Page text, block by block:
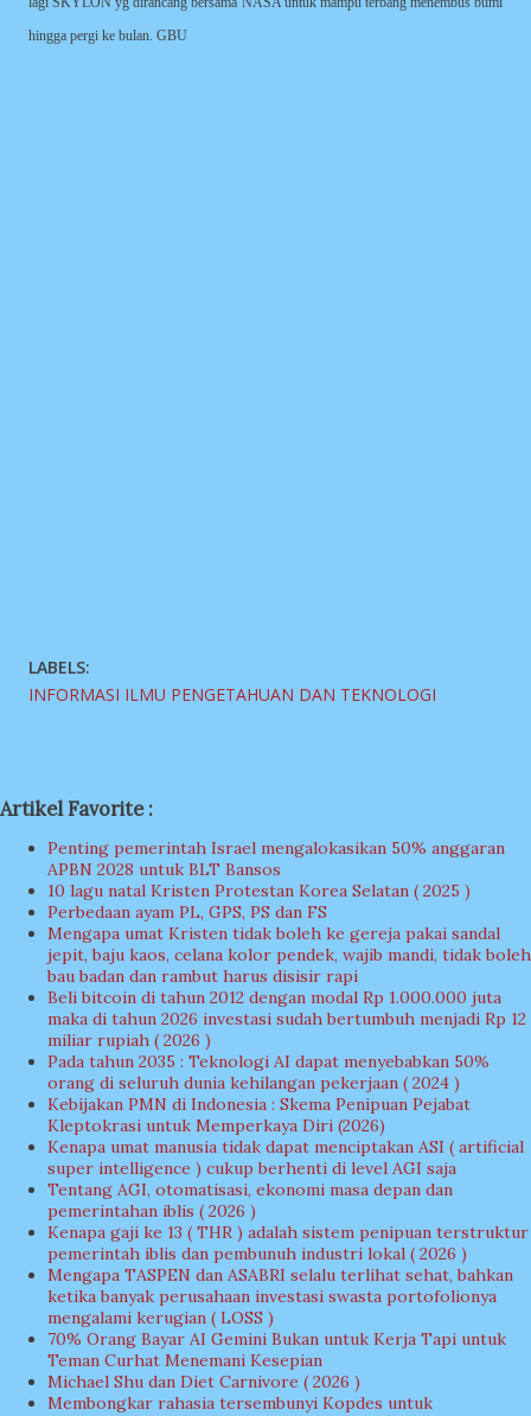
hingga pergi ke bulan. GBU
LABELS:
INFORMASI ILMU PENGETAHUAN DAN TEKNOLOGI
Artikel Favorite :
Penting pemerintah Israel mengalokasikan 50% anggaran
APBN 2028 untuk BLT Bansos
10 lagu natal Kristen Protestan Korea Selatan ( 2025 )
Perbedaan ayam PL, GPS, PS dan FS
Mengapa umat Kristen tidak boleh ke gereja pakai sandal
jepit, baju kaos, celana kolor pendek, wajib mandi, tidak boleh
bau badan dan rambut harus disisir rapi
Beli bitcoin di tahun 2012 dengan modal Rp 1.000.000 juta
maka di tahun 2026 investasi sudah bertumbuh menjadi Rp 12
miliar rupiah ( 2026 )
Pada tahun 2035 : Teknologi AI dapat menyebabkan 50%
orang di seluruh dunia kehilangan pekerjaan ( 2024 )
Kebijakan PMN di Indonesia : Skema Penipuan Pejabat
Kleptokrasi untuk Memperkaya Diri (2026)
Kenapa umat manusia tidak dapat menciptakan ASI ( artificial
super intelligence ) cukup berhenti di level AGI saja
Tentang AGI, otomatisasi, ekonomi masa depan dan
pemerintahan iblis ( 2026 )
Kenapa gaji ke 13 ( THR ) adalah sistem penipuan terstruktur
pemerintah iblis dan pembunuh industri lokal ( 2026 )
Mengapa TASPEN dan ASABRI selalu terlihat sehat, bahkan
ketika banyak perusahaan investasi swasta portofolionya
mengalami kerugian ( LOSS )
70% Orang Bayar AI Gemini Bukan untuk Kerja Tapi untuk
Teman Curhat Menemani Kesepian
Michael Shu dan Diet Carnivore ( 2026 )
Membongkar rahasia tersembunyi Kopdes untuk